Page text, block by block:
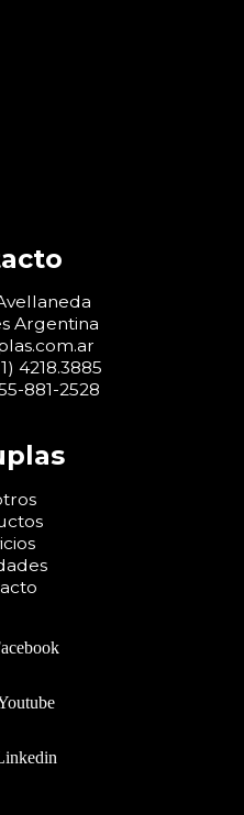
Argentina
4218.3885
881-2528